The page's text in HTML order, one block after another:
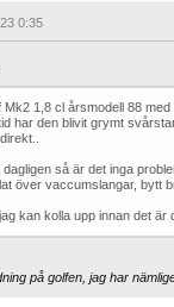
0:35
Mk2 1,8 cl årsmodell 88
har den blivit grymt
dagligen så är det inga
över vaccumslangar, bytt
kan kolla upp innan det
på golfen, jag har